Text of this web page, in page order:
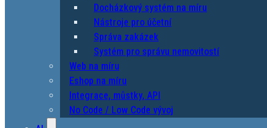
Docházkový systém na míru
Nástroje pro účetní
Správa zakázek
Systém pro správu nemovitostí
Web na míru
Eshop na míru
Integrace, můstky, API
No Code / Low Code vývoj